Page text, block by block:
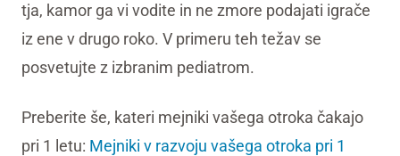
tja, kamor ga vi vodite in ne zmore podajati igrače
iz ene v drugo roko. V primeru teh težav se
posvetujte z izbranim pediatrom.
Preberite še, kateri mejniki vašega otroka čakajo
pri 1 letu: Mejniki v razvoju vašega otroka pri 1